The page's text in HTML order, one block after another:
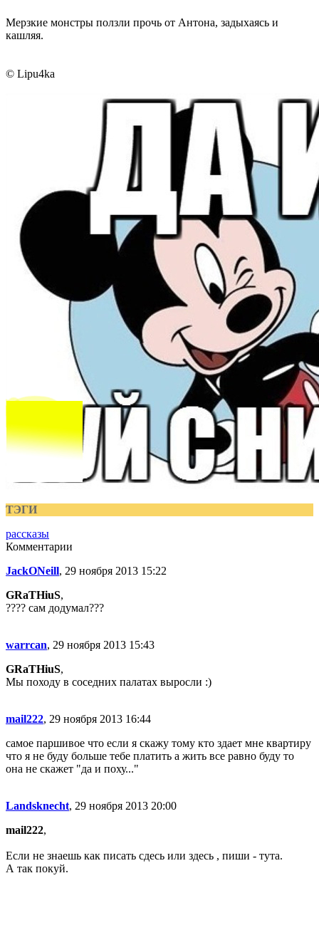
Мерзкие монстры ползли прочь от Антона, задыхаясь и
кашляя.
© Lipu4ka
ТЭГИ
рассказы
Комментарии
JackONeill, 29 ноября 2013 15:22
GRaTHiuS,
???? сам додумал???
warrcan, 29 ноября 2013 15:43
GRaTHiuS,
Мы походу в соседних палатах выросли :)
mail222, 29 ноября 2013 16:44
самое паршивое что если я скажу тому кто здает мне квартиру
что я не буду больше тебе платить а жить все равно буду то
она не скажет "да и поху..."
Landsknecht, 29 ноября 2013 20:00
mail222,
Если не знаешь как писать сдесь или здесь , пиши - тута.
А так покуй.